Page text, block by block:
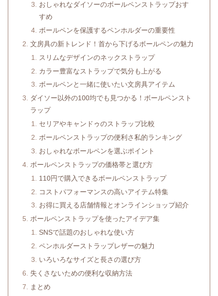
おしゃれなダイソーのボールペンストラップおす
すめ
ボールペンを保護するペンホルダーの重要性
文房具の新トレンド！首から下げるボールペンの魅力
スリムなデザインのネックストラップ
カラー豊富なストラップで気分も上がる
ボールペンと一緒に使いたい文房具アイテム
ダイソー以外の100均でも見つかる！ボールペンスト
ラップ
セリアやキャンドゥのストラップ比較
ボールペンストラップの便利さ私的ランキング
おしゃれなボールペンを選ぶポイント
ボールペンストラップの価格帯と選び方
110円で購入できるボールペンストラップ
コストパフォーマンスの高いアイテム特集
お得に買える店舗情報とオンラインショップ紹介
ボールペンストラップを使ったアイデア集
SNSで話題のおしゃれな使い方
ペンホルダーストラップレザーの魅力
いろいろなサイズと長さの選び方
失くさないための便利な収納方法
まとめ